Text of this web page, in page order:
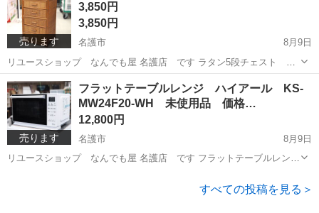
売ります
3,850円
3,850円
名護市
8月9日
リユースショップ なんでも屋 名護店 です ラタン5段チェスト リ
ユース品 コンディション 【4】 全面をラタンであしらった5段チェス
ト 5段の収納に加えて、棚の上面にも美しい仕切りのデザインが施さ
れてお...
沖縄 名護市 収納家具 ラタン
売ります
フラットテーブルレンジ ハイアール KS-
MW24F20-WH 未使用品 価格…
12,800円
名護市
8月9日
リユースショップ なんでも屋 名護店 です フラットテーブルレン
すべての投稿を見る＞